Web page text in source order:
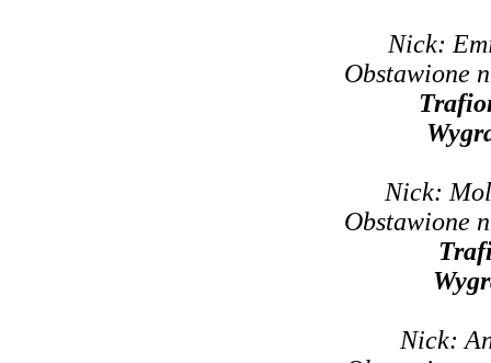
Nick:
Obstawione
Nick:
Obstawione
Nick: